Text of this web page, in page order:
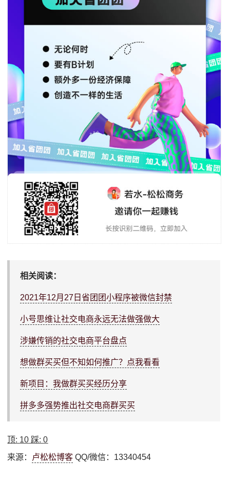
相关阅读：
2021年12月27日省团团小程序被微信封禁
小号思维让社交电商永远无法做强做大
涉嫌传销的社交电商平台盘点
想做群买买但不知如何推广？点我看看
新项目：我做群买买经历分享
拼多多强势推出社交电商群买买
顶: 10 踩:0
来源： 卢松松博客 QQ/微信：13340454